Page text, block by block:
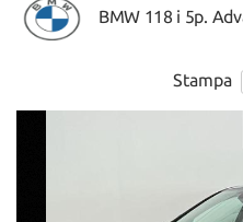
BMW 118 i 5p.
Stampa